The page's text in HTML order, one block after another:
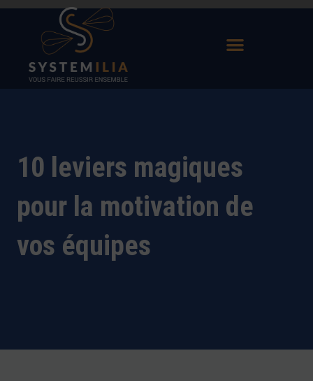
Aller
10 leviers magiques
pour la motivation de
vos équipes